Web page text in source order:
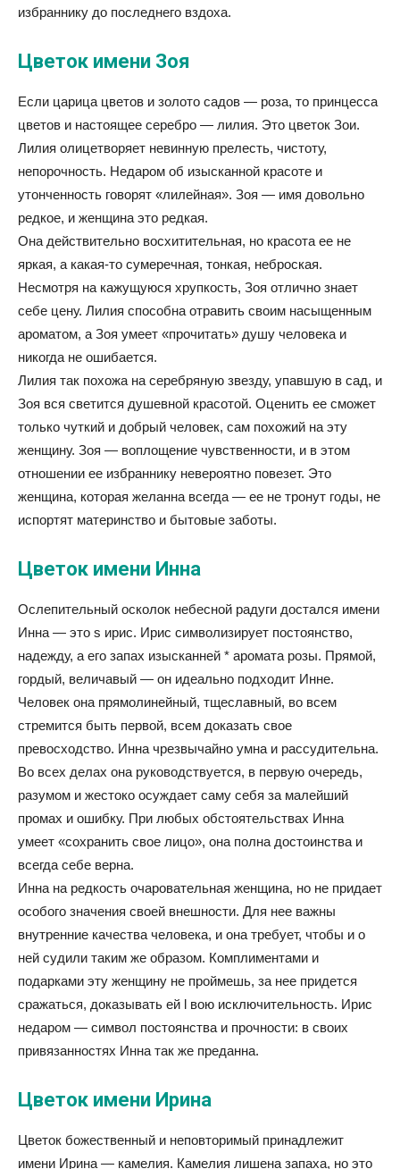
избраннику до последнего вздоха.
Цветок имени Зоя
Если царица цветов и золото садов — роза, то принцесса
цветов и настоящее серебро — лилия. Это цветок Зои.
Лилия олицетворяет невинную прелесть, чистоту,
непорочность. Недаром об изысканной красоте и
утонченность говорят «лилейная». Зоя — имя довольно
редкое, и женщина это редкая.
Она действительно восхитительная, но красота ее не
яркая, а какая-то сумеречная, тонкая, неброская.
Несмотря на кажущуюся хрупкость, Зоя отлично знает
себе цену. Лилия способна отравить своим насыщенным
ароматом, а Зоя умеет «прочитать» душу человека и
никогда не ошибается.
Лилия так похожа на серебряную звезду, упавшую в сад, и
Зоя вся светится душевной красотой. Оценить ее сможет
только чуткий и добрый человек, сам похожий на эту
женщину. Зоя — воплощение чувственности, и в этом
отношении ее избраннику невероятно повезет. Это
женщина, которая желанна всегда — ее не тронут годы, не
испортят материнство и бытовые заботы.
Цветок имени Инна
Ослепительный осколок небесной радуги достался имени
Инна — это s ирис. Ирис символизирует постоянство,
надежду, а его запах изысканней * аромата розы. Прямой,
гордый, величавый — он идеально подходит Инне.
Человек она прямолинейный, тщеславный, во всем
стремится быть первой, всем доказать свое
превосходство. Инна чрезвычайно умна и рассудительна.
Во всех делах она руководствуется, в первую очередь,
разумом и жестоко осуждает саму себя за малейший
промах и ошибку. При любых обстоятельствах Инна
умеет «сохранить свое лицо», она полна достоинства и
всегда себе верна.
Инна на редкость очаровательная женщина, но не придает
особого значения своей внешности. Для нее важны
внутренние качества человека, и она требует, чтобы и о
ней судили таким же образом. Комплиментами и
подарками эту женщину не проймешь, за нее придется
сражаться, доказывать ей l вою исключительность. Ирис
недаром — символ постоянства и прочности: в своих
привязанностях Инна так же преданна.
Цветок имени Ирина
Цветок божественный и неповторимый принадлежит
имени Ирина — камелия. Камелия лишена запаха, но это